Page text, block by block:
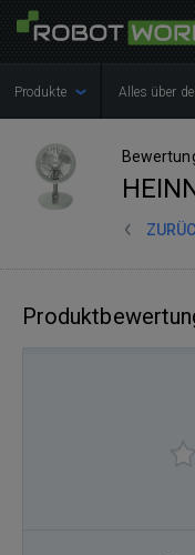
Produkte Alles über